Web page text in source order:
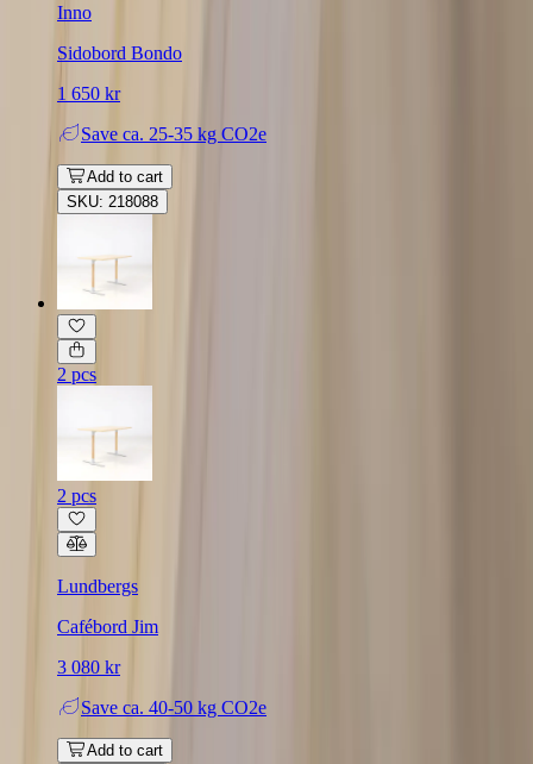
Inno
Sidobord Bondo
1 650 kr
Save ca. 25-35 kg CO2e
Add to cart
SKU: 218088
2 pcs
2 pcs
Lundbergs
Cafébord Jim
3 080 kr
Save ca. 40-50 kg CO2e
Add to cart